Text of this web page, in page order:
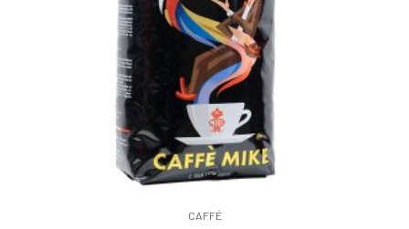
CAFFÉ